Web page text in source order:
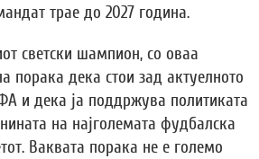
трае до 2027 година.
светски шампион, со оваа
порака дека стои зад актуелното
и дека ја поддржува политиката
на најголемата фудбалска
Ваквата порака не е големо